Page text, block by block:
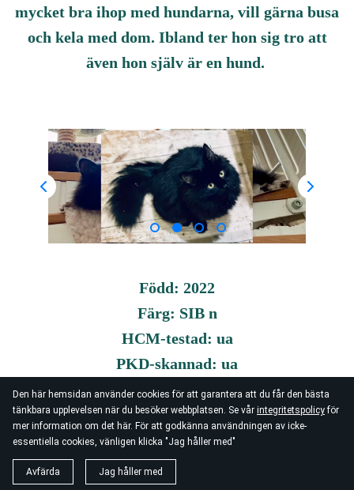
Den här hemsidan använder cookies för att garantera att du får den bästa
tänkbara upplevelsen när du besöker webbplatsen. Se vår integritetspolicyför
mer information om det här. För att godkänna användningen av icke-
essentiella cookies, vänligen klicka "Jag håller med"
Avfärda Jag håller med
mycket bra ihop med hundarna, vill gärna busa
och kela med dom. Ibland ter hon sig tro att
även hon själv är en hund.
Född: 2022
Färg: SIB n
HCM-testad: ua
PKD-skannad: ua
Blodgrupp: A